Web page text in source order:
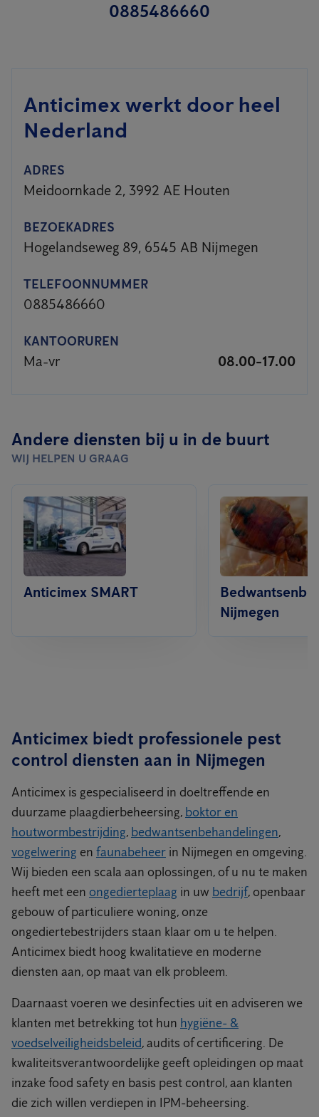
0885486660
Anticimex werkt door heel
Nederland
ADRES
Meidoornkade 2, 3992 AE Houten
BEZOEKADRES
Hogelandseweg 89, 6545 AB Nijmegen
TELEFOONNUMMER
0885486660
KANTOORUREN
Ma-vr 08.00-17.00
Andere diensten bij u in de buurt
WIJ HELPEN U GRAAG
Anticimex SMART
Nijmegen
Anticimex biedt professionele pest
control diensten aan in Nijmegen
Anticimex is gespecialiseerd in doeltreffende en
duurzame plaagdierbeheersing, boktor en
houtwormbestrijding, bedwantsenbehandelingen,
vogelwering en faunabeheer in Nijmegen en omgeving.
Wij bieden een scala aan oplossingen, of u nu te maken
heeft met een ongedierteplaag in uw bedrijf, openbaar
gebouw of particuliere woning, onze
ongediertebestrijders staan klaar om u te helpen.
Anticimex biedt hoog kwalitatieve en moderne
diensten aan, op maat van elk probleem.
Daarnaast voeren we desinfecties uit en adviseren we
klanten met betrekking tot hun hygiëne- &
voedselveiligheidsbeleid, audits of certificering. De
kwaliteitsverantwoordelijke geeft opleidingen op maat
inzake food safety en basis pest control, aan klanten
die zich willen verdiepen in IPM-beheersing.